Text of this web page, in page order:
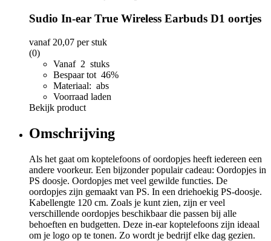
Sudio In-ear True Wireless Earbuds D1 oortjes
vanaf 20,07 per stuk
(0)
Vanaf 2 stuks
Bespaar tot 46%
Materiaal: abs
Voorraad laden
Bekijk product
Omschrijving
Als het gaat om koptelefoons of oordopjes heeft iedereen een
andere voorkeur. Een bijzonder populair cadeau: Oordopjes in
PS doosje. Oordopjes met veel gewilde functies. De
oordopjes zijn gemaakt van PS. In een driehoekig PS-doosje.
Kabellengte 120 cm. Zoals je kunt zien, zijn er veel
verschillende oordopjes beschikbaar die passen bij alle
behoeften en budgetten. Deze in-ear koptelefoons zijn ideaal
om je logo op te tonen. Zo wordt je bedrijf elke dag gezien.